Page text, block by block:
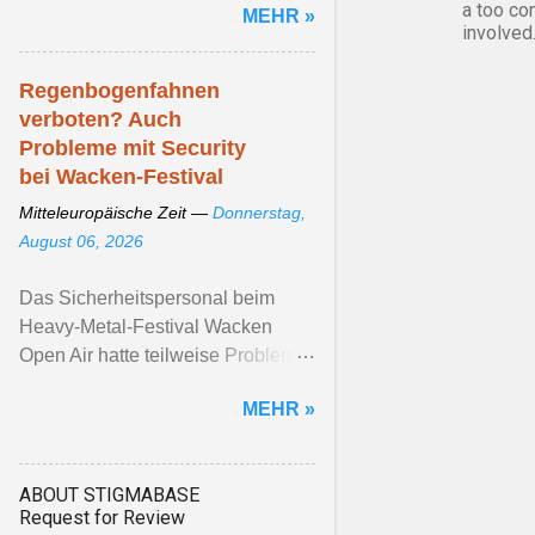
a too
involved.
MEHR »
Regenbogenfahnen
verboten? Auch
Probleme mit Security
bei Wacken-Festival
Mitteleuropäische Zeit — Donnerstag,
August 06, 2026
Das Sicherheitspersonal beim
Heavy-Metal-Festival Wacken
Open Air hatte teilweise Probleme
Veranstalter*innen betonen, ...MEHR »
ABOUT STIGMABASE
Request for Review